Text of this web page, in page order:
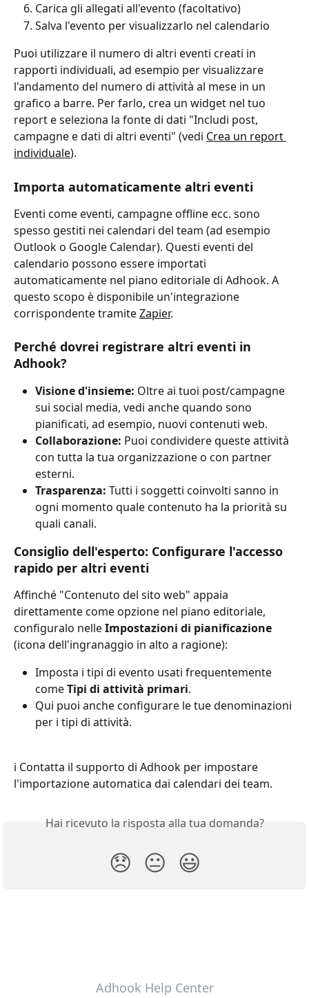
Carica gli allegati all'evento (facoltativo)
Salva l'evento per visualizzarlo nel calendario
Puoi utilizzare il numero di altri eventi creati in
rapporti individuali, ad esempio per visualizzare
l'andamento del numero di attività al mese in un
grafico a barre. Per farlo, crea un widget nel tuo
report e seleziona la fonte di dati "Includi post,
campagne e dati di altri eventi" (vedi Crea un report
individuale).
Importa automaticamente altri eventi
Eventi come eventi, campagne offline ecc. sono
spesso gestiti nei calendari del team (ad esempio
Outlook o Google Calendar). Questi eventi del
calendario possono essere importati
automaticamente nel piano editoriale di Adhook. A
questo scopo è disponibile un'integrazione
corrispondente tramite Zapier.
Perché dovrei registrare altri eventi in
Adhook?
Visione d'insieme: Oltre ai tuoi post/campagne
sui social media, vedi anche quando sono
pianificati, ad esempio, nuovi contenuti web.
Collaborazione: Puoi condividere queste attività
con tutta la tua organizzazione o con partner
esterni.
Trasparenza: Tutti i soggetti coinvolti sanno in
ogni momento quale contenuto ha la priorità su
quali canali.
Consiglio dell'esperto: Configurare l'accesso
rapido per altri eventi
Affinché "Contenuto del sito web" appaia
direttamente come opzione nel piano editoriale,
configuralo nelle Impostazioni di pianificazione
(icona dell'ingranaggio in alto a ragione):
Imposta i tipi di evento usati frequentemente
come Tipi di attività primari.
Qui puoi anche configurare le tue denominazioni
per i tipi di attività.
ℹ️ Contatta il supporto di Adhook per impostare
l'importazione automatica dai calendari dei team.
Hai ricevuto la risposta alla tua domanda?
😞 😐 😃
Adhook Help Center